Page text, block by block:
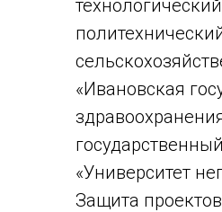
«Ивановская
«Университет
Защита